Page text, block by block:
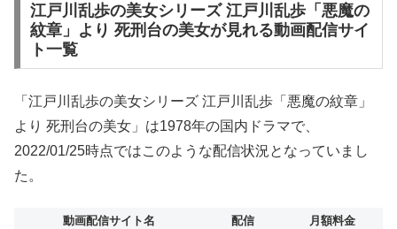
江戸川乱歩の美女シリーズ 江戸川乱歩「悪魔の
紋章」より 死刑台の美女が見れる動画配信サイ
ト一覧
「江戸川乱歩の美女シリーズ 江戸川乱歩「悪魔の紋章」
より 死刑台の美女」は1978年の国内ドラマで、
2022/01/25時点ではこのような配信状況となっていまし
た。
動画配信サイト名 配信
月額料金